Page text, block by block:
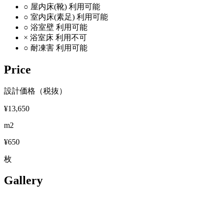
○ 屋内床(靴) 利用可能
○ 室内床(素足) 利用可能
○ 浴室壁 利用可能
× 浴室床 利用不可
○ 耐凍害 利用可能
Price
設計価格（税抜）
¥13,650
m2
¥650
枚
Gallery